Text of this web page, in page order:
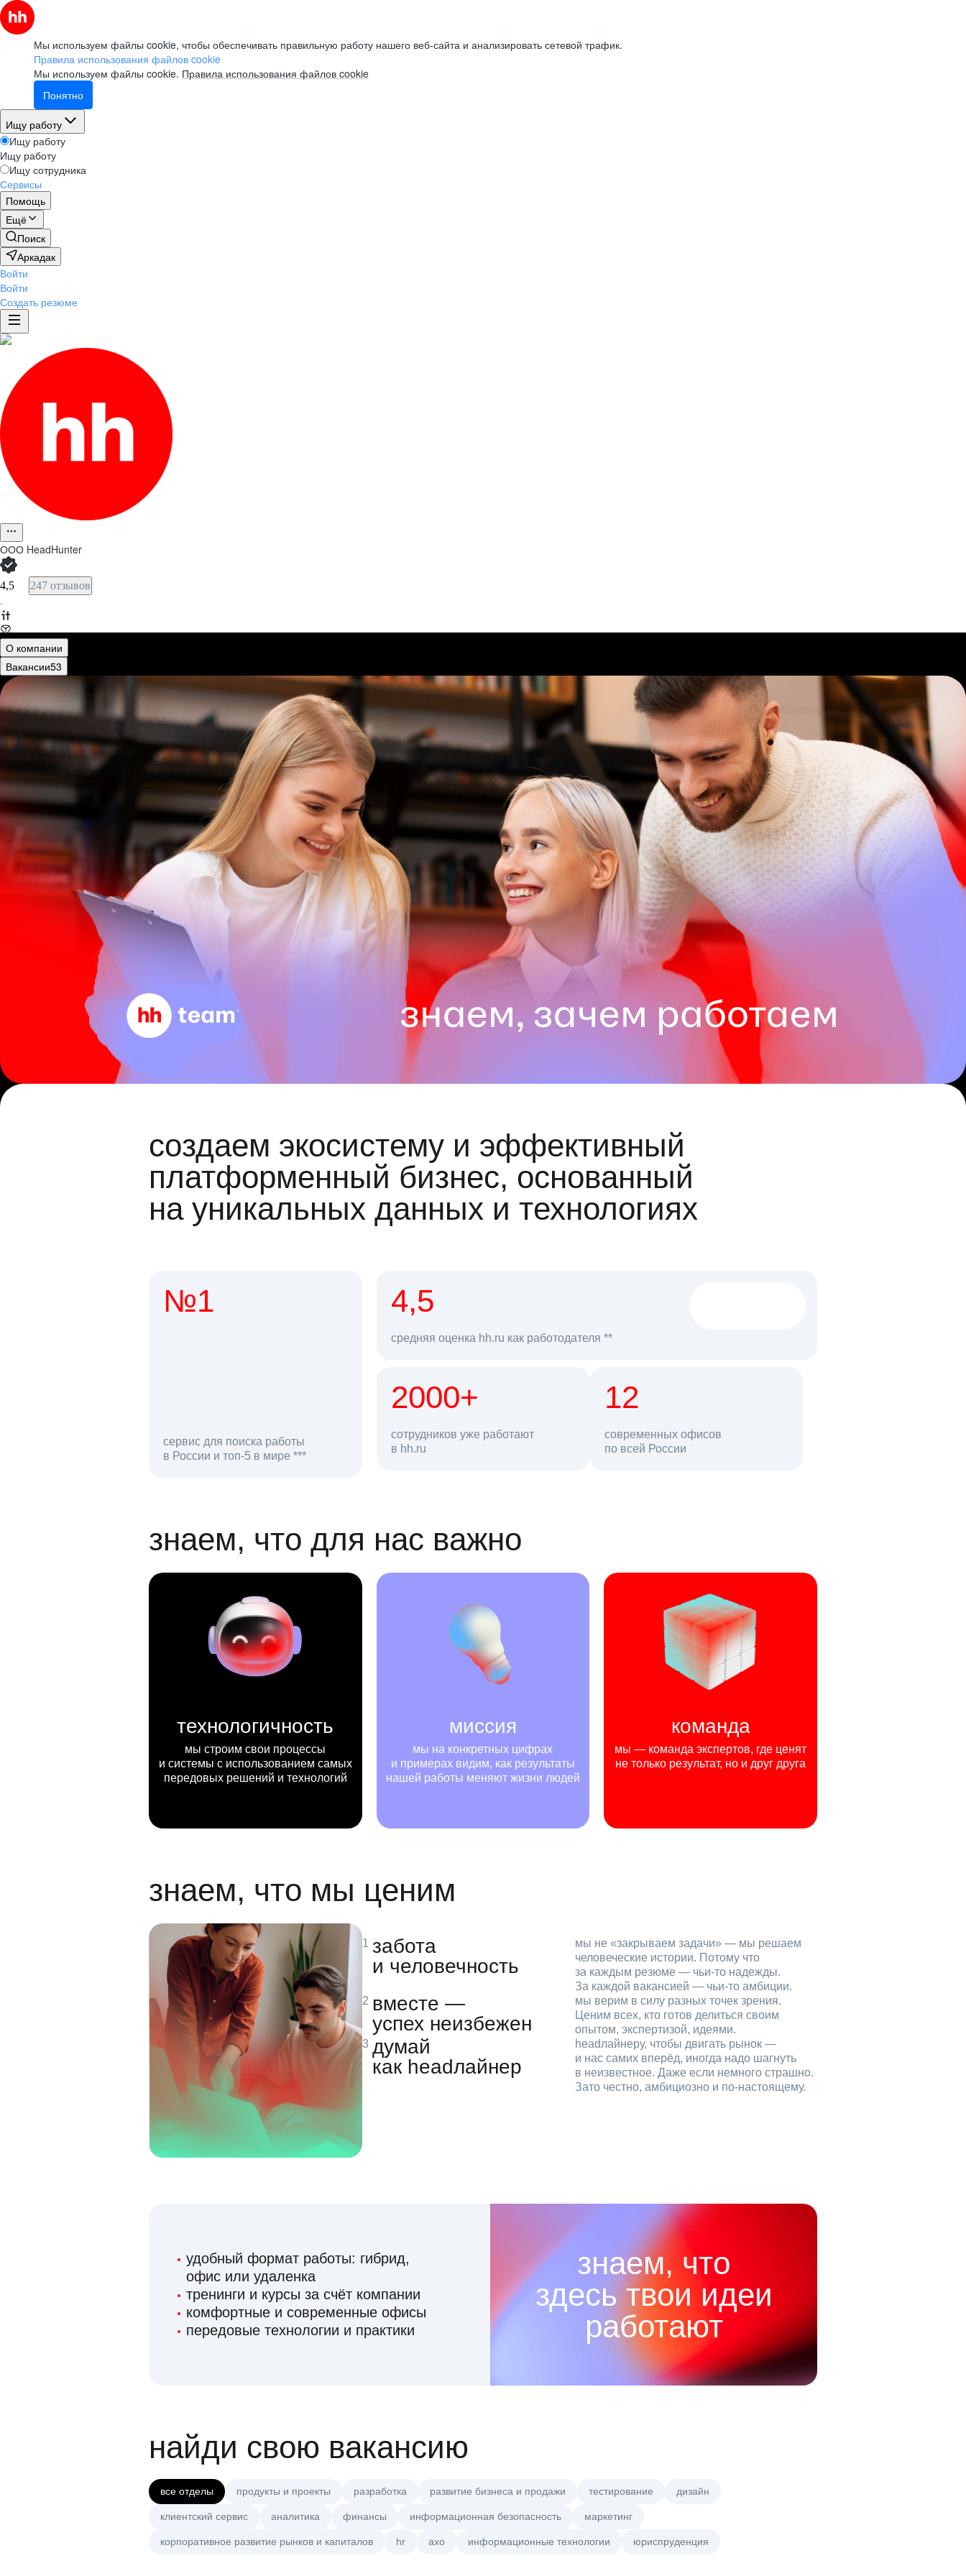
Мы используем файлы cookie, чтобы обеспечивать правильную работу нашего веб-сайта и анализировать сетевой трафик.
Правила использования файлов cookie
Мы используем файлы cookie. Правила использования файлов cookie
Понятно
Ищу работу
Ищу работу
Ищу работу
Ищу сотрудника
Сервисы
Помощь
Ещё
Поиск
Аркадак
Войти
Войти
Создать резюме
ООО HeadHunter
4,5 247 отзывов
·
О компании
Вакансии53
создаем экосистему и эффективный
платформенный бизнес, основанный
на уникальных данных и технологиях
№1
сервис для поиска работы
в России и топ-5 в мире ***
откликов на вакансии
4,5
средняя оценка hh.ru как работодателя **
2000+
сотрудников уже работают
в hh.ru
68 млн 12
современных офисов
по всей Россиипользователей в день
знаем, что для нас важно
технологичность
мы строим свои процессы
и системы с использованием самых
передовых решений и технологий
миссия
мы на конкретных цифрах
и примерах видим, как результаты
нашей работы меняют жизни людей
команда
мы — команда экспертов, где ценят
не только результат, но и друг друга
знаем, что мы ценим
забота
и человечность
мы не «закрываем задачи» — мы решаем
человеческие истории. Потому что
за каждым резюме — чьи‑то надежды.
За каждой вакансией — чьи‑то амбиции.
вместе —
успех неизбежен
мы верим в силу разных точек зрения.
Ценим всех, кто готов делиться своим
опытом, экспертизой, идеями.
думай
как headлайнер
headлайнеру, чтобы двигать рынок —
и нас самих вперёд, иногда надо шагнуть
в неизвестное. Даже если немного страшно.
Зато честно, амбициозно и по‑настоящему.
удобный формат работы: гибрид,
офис или удаленка
тренинги и курсы за счёт компании
комфортные и современные офисы
передовые технологии и практики
знаем, что
здесь твои идеи
работают
найди свою вакансию
все отделы продукты и проекты разработка развитие бизнеса и продажи тестирование дизайн
клиентский сервис аналитика финансы информационная безопасность маркетинг
корпоративное развитие рынков и капиталов hr axo информационные технологии юриспруденция